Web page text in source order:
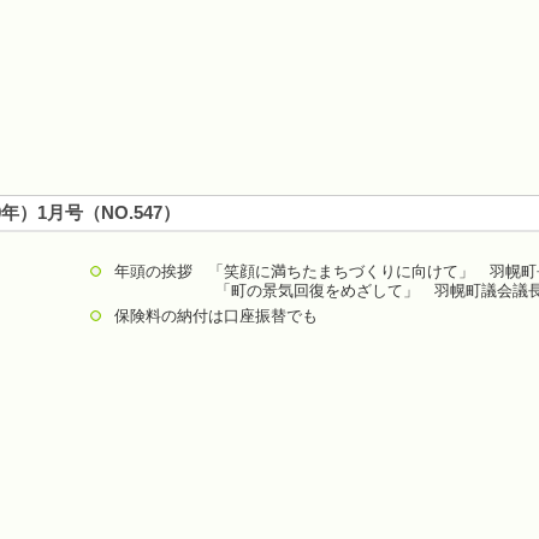
）1月号（NO.547）
年頭の挨拶 「笑顔に満ちたまちづくりに向けて」 羽
「町の景気回復をめざして」 羽幌町議会議
保険料の納付は口座振替でも